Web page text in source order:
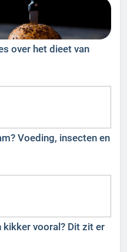
over het dieet van
Voeding, insecten en
kikker vooral? Dit zit er